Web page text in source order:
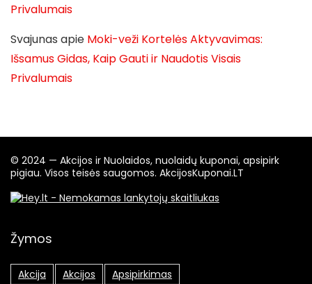
Privalumais
Svajunas apie Moki-veži Kortelės Aktyvavimas:
Išsamus Gidas, Kaip Gauti ir Naudotis Visais
Privalumais
© 2024 — Akcijos ir Nuolaidos, nuolaidų kuponai, apsipirk
pigiau. Visos teisės saugomos. AkcijosKuponai.LT
Žymos
Akcija Akcijos
Apsipirkimas